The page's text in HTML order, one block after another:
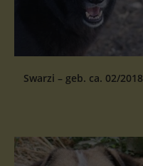
Swarzi – geb. ca. 02/2018